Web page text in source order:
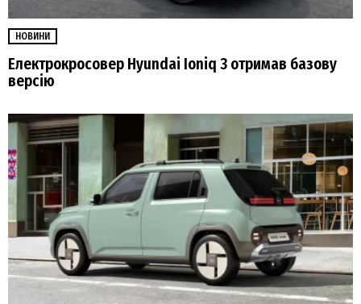
НОВИНИ
Електрокросовер Hyundai Ioniq 3 отримав базову
версію